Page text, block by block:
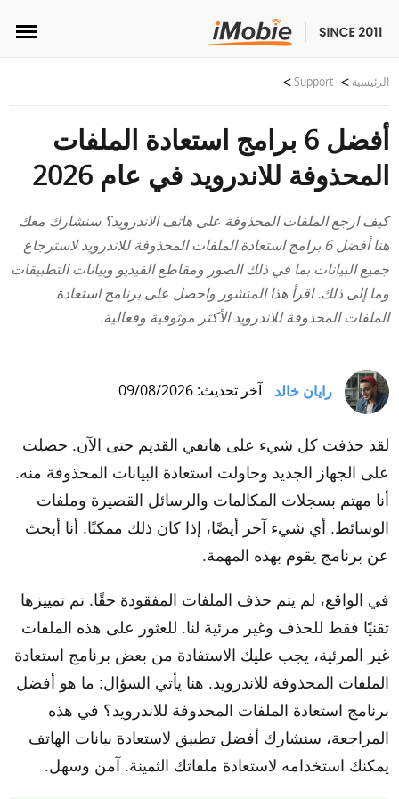
فتح القفل واستعادة البيانات
نقل البيانات
الوسائط المتعددة
المزيد من الأدوات
حلول
المتجر
مركز الدعم
الرئيسية Support
أفضل 6 برامج استعادة الملفات
المحذوفة للاندرويد في عام 2026
كيف ارجع الملفات المحذوفة على هاتف الاندرويد؟ سنشارك معك
هنا أفضل 6 برامج استعادة الملفات المحذوفة للاندرويد لاسترجاع
جميع البيانات بما في ذلك الصور ومقاطع الفيديو وبيانات التطبيقات
وما إلى ذلك. اقرأ هذا المنشور واحصل على برنامج استعادة
الملفات المحذوفة للاندرويد الأكثر موثوقية وفعالية.
رايان خالد آخر تحديث: 09/08/2026
لقد حذفت كل شيء على هاتفي القديم حتى الآن. حصلت
على الجهاز الجديد وحاولت استعادة البيانات المحذوفة منه.
أنا مهتم بسجلات المكالمات والرسائل القصيرة وملفات
الوسائط. أي شيء آخر أيضًا، إذا كان ذلك ممكنًا. أنا أبحث
عن برنامج يقوم بهذه المهمة.
في الواقع، لم يتم حذف الملفات المفقودة حقًا. تم تمييزها
تقنيًا فقط للحذف وغير مرئية لنا. للعثور على هذه الملفات
غير المرئية، يجب عليك الاستفادة من بعض برنامج استعادة
الملفات المحذوفة للاندرويد. هنا يأتي السؤال: ما هو أفضل
برنامج استعادة الملفات المحذوفة للاندرويد؟ في هذه
المراجعة، سنشارك أفضل تطبيق لاستعادة بيانات الهاتف
يمكنك استخدامه لاستعادة ملفاتك الثمينة. آمن وسهل.